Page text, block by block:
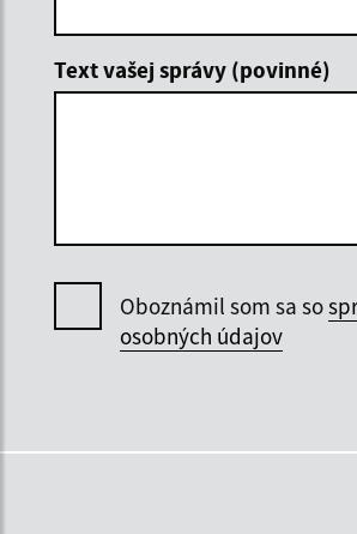
Text vašej správy (povinné)
Oboznámil som sa so
osobných údajov